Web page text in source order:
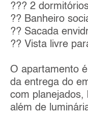
??? 2
?? Banheiro
?? Sacada
?? Vista livre
O apartamento
da entrega do
com planejados,
além de